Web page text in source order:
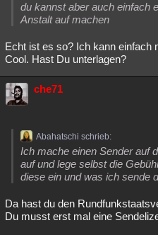
du kannst aber auch einfach
Anstalt auf machen
Echt ist es so? Ich kann einfach
Cool. Hast Du unterlagen?
che71
Abahatschi schrieb:
Ich mache einen Sender auf
auf und lege selbst die
diese ein und was ich sende
Da hast du den
Du musst erst mal eine